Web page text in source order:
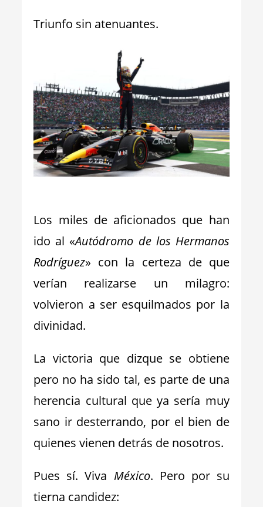
Triunfo sin atenuantes.
Los miles de aficionados que han
ido al «Autódromo de los Hermanos
Rodríguez» con la certeza de que
verían realizarse un milagro:
volvieron a ser esquilmados por la
divinidad.
La victoria que dizque se obtiene
pero no ha sido tal, es parte de una
herencia cultural que ya sería muy
sano ir desterrando, por el bien de
quienes vienen detrás de nosotros.
Pues sí. Viva México. Pero por su
tierna candidez: